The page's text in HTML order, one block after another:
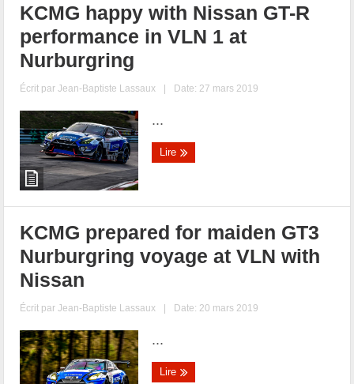
KCMG happy with Nissan GT-R
performance in VLN 1 at
Nurburgring
Écrit parJean-Baptiste Lassaux | Date: 27 mars 2019
...
Lire
KCMG prepared for maiden GT3
Nurburgring voyage at VLN with
Nissan
Écrit parJean-Baptiste Lassaux | Date: 20 mars 2019
...
Lire